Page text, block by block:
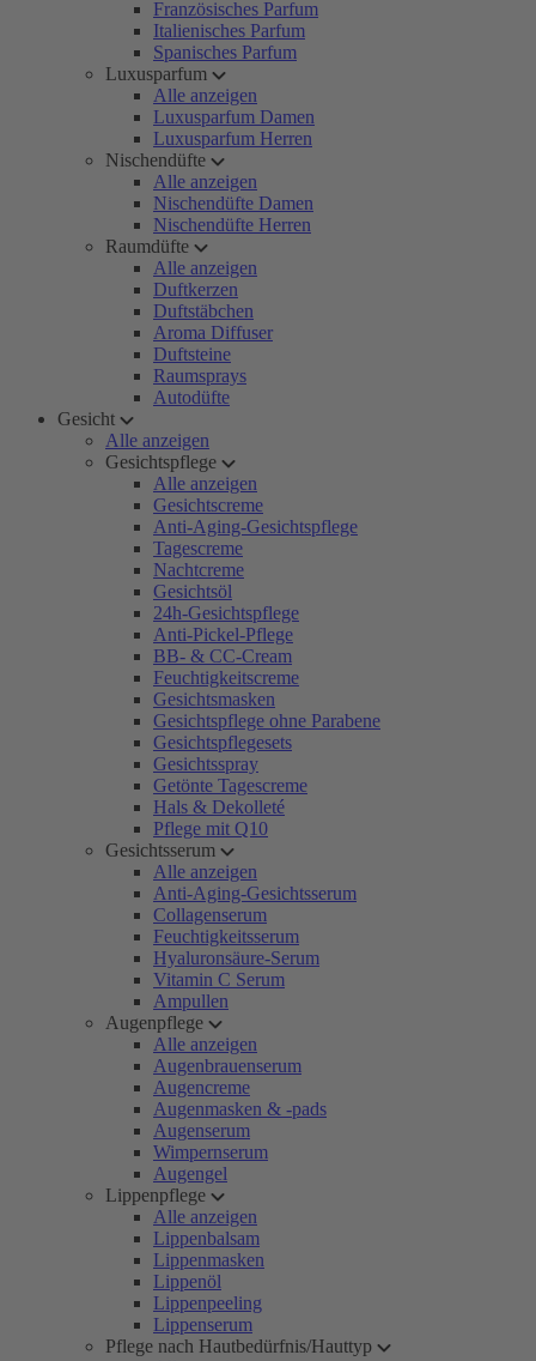
Französisches Parfum
Italienisches Parfum
Spanisches Parfum
Luxusparfum
Alle anzeigen
Luxusparfum Damen
Luxusparfum Herren
Nischendüfte
Alle anzeigen
Nischendüfte Damen
Nischendüfte Herren
Raumdüfte
Alle anzeigen
Duftkerzen
Duftstäbchen
Aroma Diffuser
Duftsteine
Raumsprays
Autodüfte
Gesicht
Alle anzeigen
Gesichtspflege
Alle anzeigen
Gesichtscreme
Anti-Aging-Gesichtspflege
Tagescreme
Nachtcreme
Gesichtsöl
24h-Gesichtspflege
Anti-Pickel-Pflege
BB- & CC-Cream
Feuchtigkeitscreme
Gesichtsmasken
Gesichtspflege ohne Parabene
Gesichtspflegesets
Gesichtsspray
Getönte Tagescreme
Hals & Dekolleté
Pflege mit Q10
Gesichtsserum
Alle anzeigen
Anti-Aging-Gesichtsserum
Collagenserum
Feuchtigkeitsserum
Hyaluronsäure-Serum
Vitamin C Serum
Ampullen
Augenpflege
Alle anzeigen
Augenbrauenserum
Augencreme
Augenmasken & -pads
Augenserum
Wimpernserum
Augengel
Lippenpflege
Alle anzeigen
Lippenbalsam
Lippenmasken
Lippenöl
Lippenpeeling
Lippenserum
Pflege nach Hautbedürfnis/Hauttyp